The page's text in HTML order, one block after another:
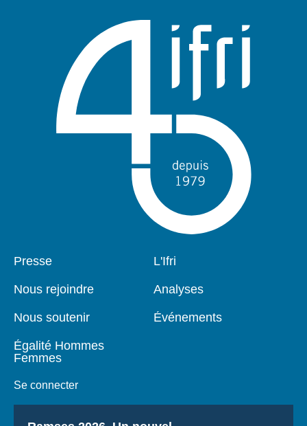
Pied
Presse
Nous rejoindre
Nous soutenir
Égalité Hommes
Femmes
Se connecter
Navigation
L'Ifri
Analyses
Événements